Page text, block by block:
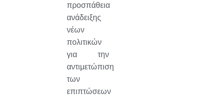
προσπάθεια
ανάδειξης
νέων
πολιτικών
για την
αντιμετώπιση
των
επιπτώσεων